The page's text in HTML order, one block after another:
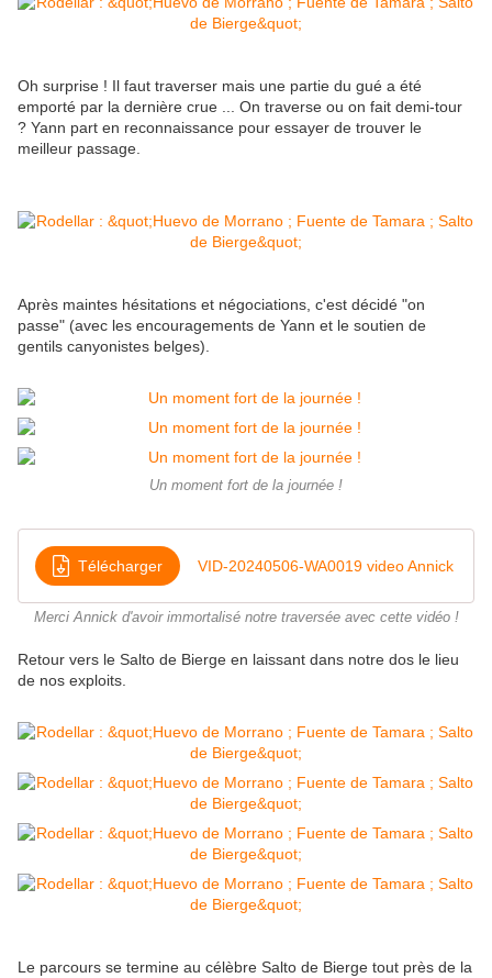
Oh surprise ! Il faut traverser mais une partie du gué a été
emporté par la dernière crue ... On traverse ou on fait demi-tour
? Yann part en reconnaissance pour essayer de trouver le
meilleur passage.
Après maintes hésitations et négociations, c'est décidé "on
passe" (avec les encouragements de Yann et le soutien de
gentils canyonistes belges).
Un moment fort de la journée !
Télécharger VID-20240506-WA0019 video Annick
Merci Annick d'avoir immortalisé notre traversée avec cette vidéo !
Retour vers le Salto de Bierge en laissant dans notre dos le lieu
de nos exploits.
Le parcours se termine au célèbre Salto de Bierge tout près de la